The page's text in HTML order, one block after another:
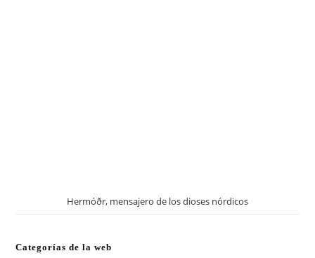
Hermóðr, mensajero de los dioses nórdicos
Categorías de la web